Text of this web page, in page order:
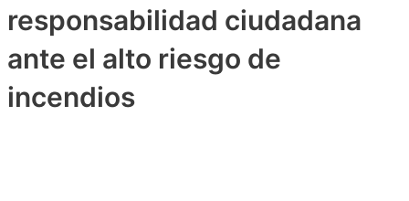
responsabilidad ciudadana
ante el alto riesgo de
incendios